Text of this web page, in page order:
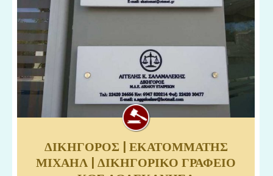
Δικηγόρος Κω Εκατομάτης Μιχαήλ, Δικηγορικό γραφείο Κώς
Δωδεκάνησα.
ΔΙΚΗΓΟΡΟΣ | ΕΚΑΤΟΜΜΑΤΗΣ
ΜΙΧΑΗΛ | ΔΙΚΗΓΟΡΙΚΟ ΓΡΑΦΕΙΟ